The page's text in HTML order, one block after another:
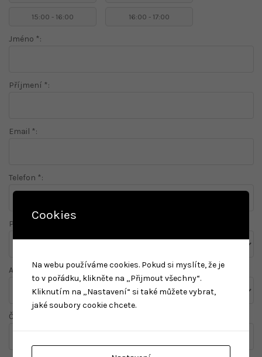
15:00 - 16:00 16:00 - 17:00
Jméno *:
Příjmení *:
Email *:
Telefon *:
Počet lidí
Agentura *:
Číslo voucheru
Cookies
Na webu používáme cookies. Pokud si myslíte, že je
to v pořádku, klikněte na „Přijmout všechny“.
Kliknutím na „Nastavení“ si také můžete vybrat,
jaké soubory cookie chcete.